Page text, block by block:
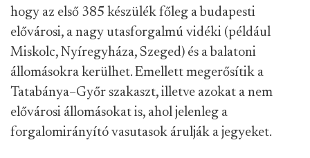
hogy az első 385 készülék főleg a budapesti
elővárosi, a nagy utasforgalmú vidéki (például
Miskolc, Nyíregyháza, Szeged) és a balatoni
állomásokra kerülhet. Emellett megerősítik a
Tatabánya–Győr szakaszt, illetve azokat a nem
elővárosi állomásokat is, ahol jelenleg a
forgalomirányító vasutasok árulják a jegyeket.